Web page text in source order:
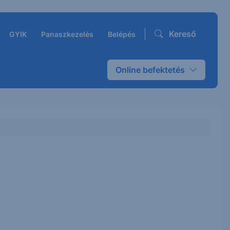
GYIK Panaszkezelés Belépés Kereső
Online befektetés